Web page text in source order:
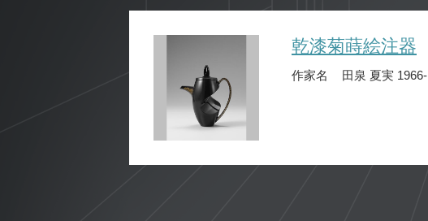
乾漆菊蒔絵注器
作家名 田泉 夏実 1966-